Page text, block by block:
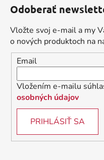
Odoberať
Vložte svoj e-mail a my
o nových produktoch na
Email
Vložením e-mailu
osobných údajov
PRIHLÁSIŤ SA